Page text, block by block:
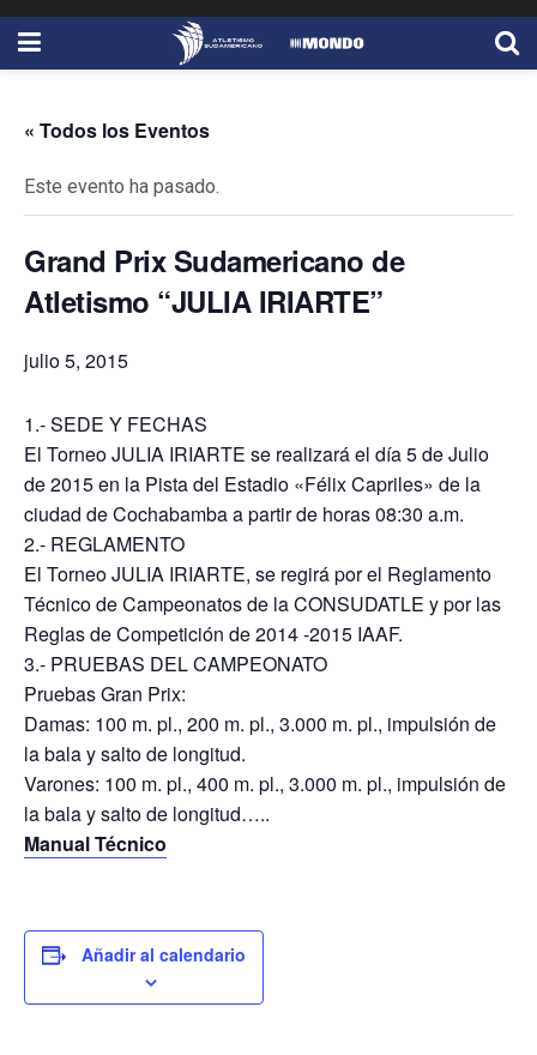
« Todos los Eventos
Este evento ha pasado.
Grand Prix Sudamericano de
Atletismo “JULIA IRIARTE”
julio 5, 2015
1.‐ SEDE Y FECHAS
El Torneo JULIA IRIARTE se realizará el día 5 de Julio
de 2015 en la Pista del Estadio «Félix Capriles» de la
ciudad de Cochabamba a partir de horas 08:30 a.m.
2.‐ REGLAMENTO
El Torneo JULIA IRIARTE, se regirá por el Reglamento
Técnico de Campeonatos de la CONSUDATLE y por las
Reglas de Competición de 2014 -2015 IAAF.
3.‐ PRUEBAS DEL CAMPEONATO
Pruebas Gran Prix:
Damas: 100 m. pl., 200 m. pl., 3.000 m. pl., impulsión de
la bala y salto de longitud.
Varones: 100 m. pl., 400 m. pl., 3.000 m. pl., impulsión de
la bala y salto de longitud…..
Manual Técnico
Añadir al calendario